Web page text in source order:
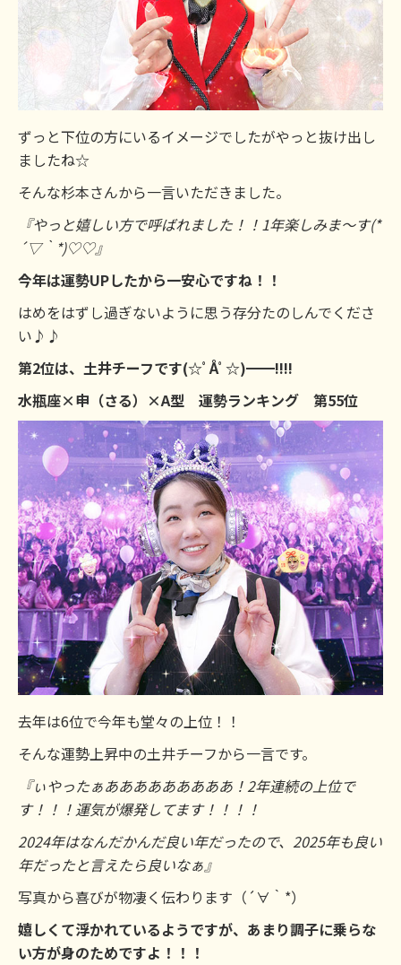
ずっと下位の方にいるイメージでしたがやっと抜け出し
ましたね☆
そんな杉本さんから一言いただきました。
『やっと嬉しい方で呼ばれました！！1年楽しみま～す(*
´▽｀*)♡♡』
今年は運勢UPしたから一安心ですね！！
はめをはずし過ぎないように思う存分たのしんでくださ
い♪♪
第2位は、土井チーフです(☆ﾟÅﾟ☆)━━!!!!
水瓶座×申（さる）×A型 運勢ランキング 第55位
去年は6位で今年も堂々の上位！！
そんな運勢上昇中の土井チーフから一言です。
『ぃやったぁあああああああああ！2年連続の上位で
す！！！運気が爆発してます！！！！
2024年はなんだかんだ良い年だったので、2025年も良い
年だったと言えたら良いなぁ』
写真から喜びが物凄く伝わります（´∀｀*）
嬉しくて浮かれているようですが、あまり調子に乗らな
い方が身のためですよ！！！